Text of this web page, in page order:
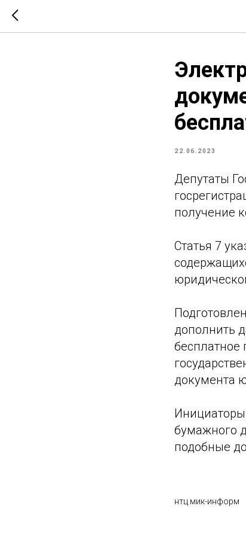
22.06.2023
Депутаты
получение
Статья 7
дополнить
бесплатное
документа
бумажного
подобные
нтц мик-информ